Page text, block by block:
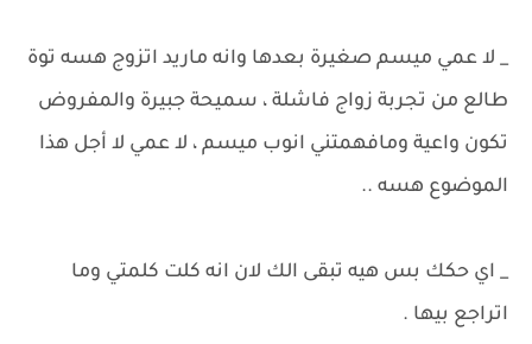
_ لا عمي ميسم صغيرة بعدها وانه ماريد اتزوج هسه توة
طالع من تجربة زواج فاشلة ، سميحة جبيرة والمفروض
تكون واعية ومافهمتني انوب ميسم ، لا عمي لا أجل هذا
الموضوع هسه ..
_ اي حكك بس هيه تبقى الك لان انه كلت كلمتي وما
اتراجع بيها .